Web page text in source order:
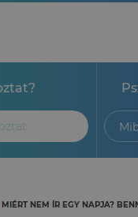
MIÉRT NEM ÍR EGY NAPJA?